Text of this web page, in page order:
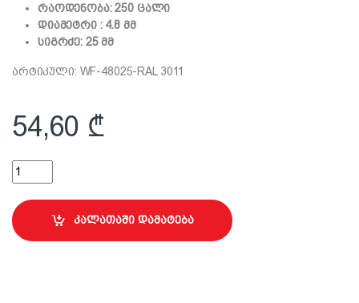
რაოდენობა: 250 ცალი
დიამეტრი : 4.8 მმ
სიგრძე: 25 მმ
არტიკული: WF-48025-RAL 3011
54,60 ₾
4.8x25მმ სახურავის ჭანჭიკი (მოწითალო-ყავისფერი)
კალათაში დამატება